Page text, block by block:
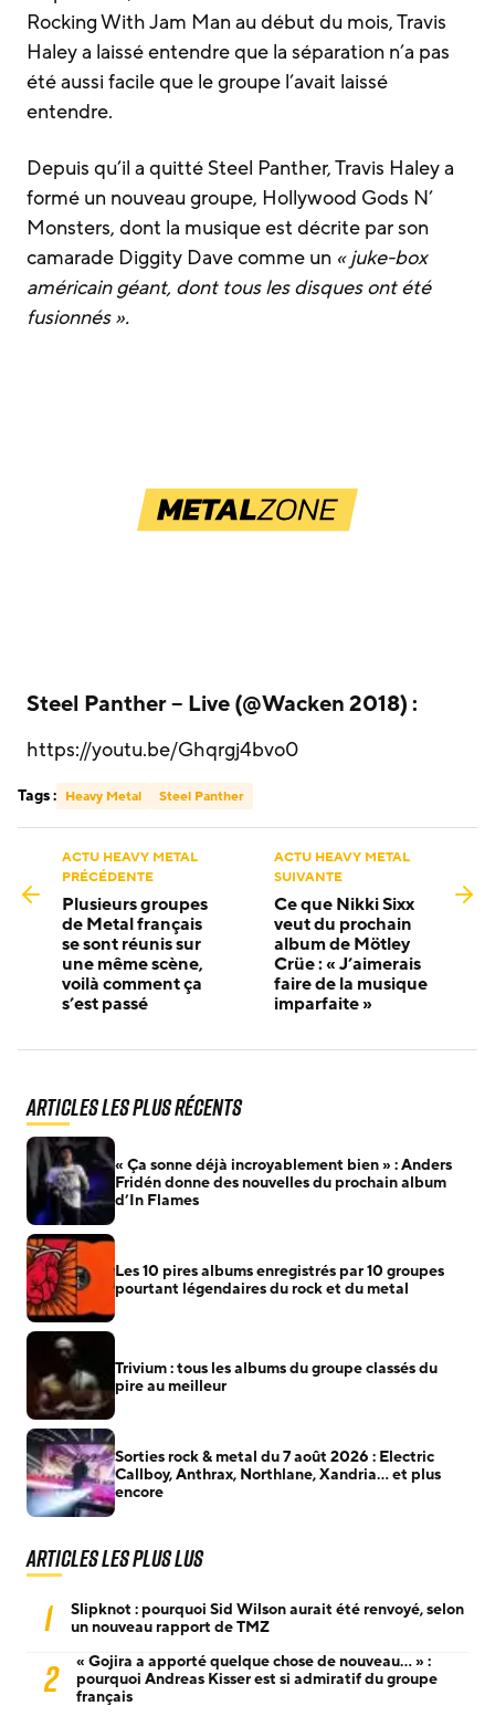
Rocking With Jam Man au début du mois, Travis
Haley a laissé entendre que la séparation n’a pas
été aussi facile que le groupe l’avait laissé
entendre.
Depuis qu’il a quitté Steel Panther, Travis Haley a
formé un nouveau groupe, Hollywood Gods N’
Monsters, dont la musique est décrite par son
camarade Diggity Dave comme un « juke-box
américain géant, dont tous les disques ont été
fusionnés ».
Steel Panther – Live (@Wacken 2018) :
https://youtu.be/Ghqrgj4bvo0
Tags : Heavy Metal Steel Panther
ACTU HEAVY METAL
PRÉCÉDENTE
Plusieurs groupes
de Metal français
se sont réunis sur
une même scène,
voilà comment ça
s’est passé
ACTU HEAVY METAL
SUIVANTE
Ce que Nikki Sixx
veut du prochain
album de Mötley
Crüe : « J’aimerais
faire de la musique
imparfaite »
Articles les plus récents
« Ça sonne déjà incroyablement bien » : Anders
Fridén donne des nouvelles du prochain album
d’In Flames
Les 10 pires albums enregistrés par 10 groupes
pourtant légendaires du rock et du metal
Trivium : tous les albums du groupe classés du
pire au meilleur
Sorties rock & metal du 7 août 2026 : Electric
Callboy, Anthrax, Northlane, Xandria… et plus
encore
Articles les plus lus
1
Slipknot : pourquoi Sid Wilson aurait été renvoyé, selon
un nouveau rapport de TMZ
2
« Gojira a apporté quelque chose de nouveau… » :
pourquoi Andreas Kisser est si admiratif du groupe
français